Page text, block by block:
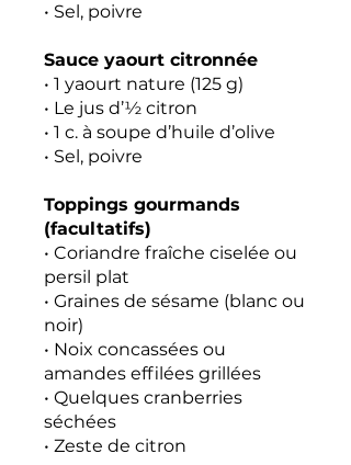
• Sel, poivre
Sauce yaourt citronnée
• 1 yaourt nature (125 g)
• Le jus d’½ citron
• 1 c. à soupe d’huile d’olive
• Sel, poivre
Toppings gourmands
(facultatifs)
• Coriandre fraîche ciselée ou
persil plat
• Graines de sésame (blanc ou
noir)
• Noix concassées ou
amandes effilées grillées
• Quelques cranberries
séchées
• Zeste de citron